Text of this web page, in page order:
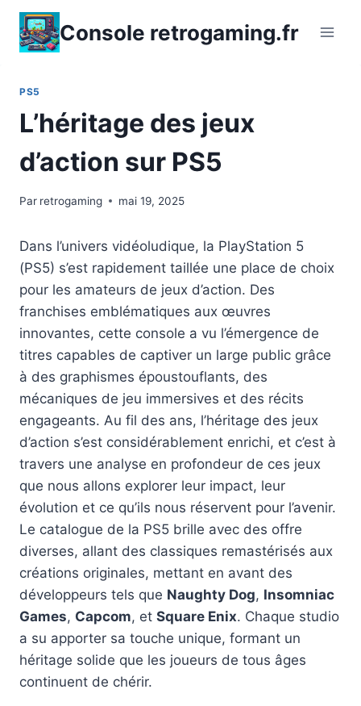
Aller
contenu
Console retrogaming.fr
PS5
L’héritage des jeux
d’action sur PS5
Par retrogaming mai 19, 2025
Dans l’univers vidéoludique, la PlayStation 5
(PS5) s’est rapidement taillée une place de choix
pour les amateurs de jeux d’action. Des
franchises emblématiques aux œuvres
innovantes, cette console a vu l’émergence de
titres capables de captiver un large public grâce
à des graphismes époustouflants, des
mécaniques de jeu immersives et des récits
engageants. Au fil des ans, l’héritage des jeux
d’action s’est considérablement enrichi, et c’est à
travers une analyse en profondeur de ces jeux
que nous allons explorer leur impact, leur
évolution et ce qu’ils nous réservent pour l’avenir.
Le catalogue de la PS5 brille avec des offre
diverses, allant des classiques remastérisés aux
créations originales, mettant en avant des
développeurs tels que Naughty Dog, Insomniac
Games, Capcom, et Square Enix. Chaque studio
a su apporter sa touche unique, formant un
héritage solide que les joueurs de tous âges
continuent de chérir.